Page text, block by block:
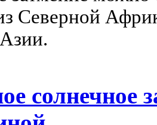
Северной
солнечное